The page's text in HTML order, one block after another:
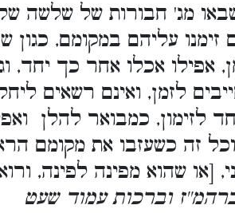
מג' חבורות של שלשה
עליהם במקומם, כגון
אפילו אכלו אחר כך יחד,
לזמן, ואינם רשאים
לזימון, כמבואר להלן
זה כשעזבו את מקומם
[או שהוא מפינה לפינה,
ברהמ''ז וברכות עמוד שעט